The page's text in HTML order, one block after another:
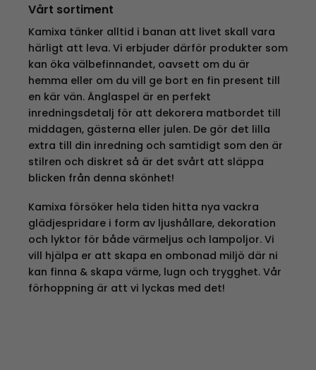
Vårt sortiment
Kamixa tänker alltid i banan att livet skall vara
härligt att leva. Vi erbjuder därför produkter som
kan öka välbefinnandet, oavsett om du är
hemma eller om du vill ge bort en fin present till
en kär vän. Änglaspel är en perfekt
inredningsdetalj för att dekorera matbordet till
middagen, gästerna eller julen. De gör det lilla
extra till din inredning och samtidigt som den är
stilren och diskret så är det svårt att släppa
blicken från denna skönhet!
Kamixa försöker hela tiden hitta nya vackra
glädjespridare i form av ljushållare, dekoration
och lyktor för både värmeljus och lampoljor. Vi
vill hjälpa er att skapa en ombonad miljö där ni
kan finna & skapa värme, lugn och trygghet. Vår
förhoppning är att vi lyckas med det!